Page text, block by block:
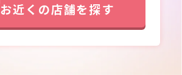
お近くの店舗を探す